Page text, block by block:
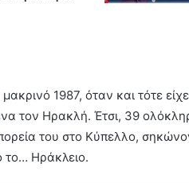
1987, όταν και τότε
τον Ηρακλή. Έτσι, 39
του στο Κύπελλο,
το… Ηράκλειο.